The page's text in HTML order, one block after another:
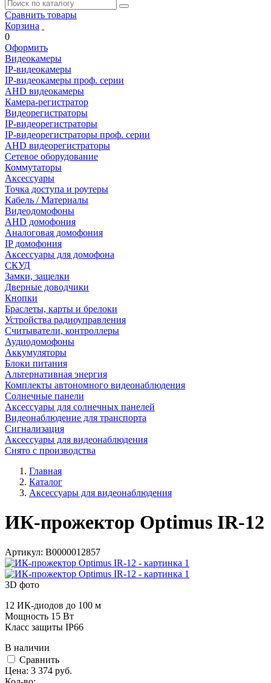
Сравнить товары
Корзина
0
Оформить
Видеокамеры
IP-видеокамеры
IP-видеокамеры проф. серии
AHD видеокамеры
Камера-регистратор
Видеорегистраторы
IP-видеорегистраторы
IP-видеорегистраторы проф. серии
AHD видеорегистраторы
Сетевое оборудование
Коммутаторы
Аксессуары
Точка доступа и роутеры
Кабель / Материалы
Видеодомофоны
AHD домофония
Аналоговая домофония
IP домофония
Аксессуары для домофона
СКУД
Замки, защелки
Дверные доводчики
Кнопки
Браслеты, карты и брелоки
Устройства радиоуправления
Считыватели, контроллеры
Аудиодомофоны
Аккумуляторы
Блоки питания
Альтернативная энергия
Комплекты автономного видеонаблюдения
Солнечные панели
Аксессуары для солнечных панелей
Видеонаблюдение для транспорта
Сигнализация
Аксессуары для видеонаблюдения
Снято с производства
Главная
Каталог
Аксессуары для видеонаблюдения
ИК-прожектор Optimus IR-12
Артикул: В0000012857
3D фото
12 ИК-диодов до 100 м
Мощность 15 Вт
Класс защиты IP66
В наличии
Cравнить
Цена: 3 374 руб.